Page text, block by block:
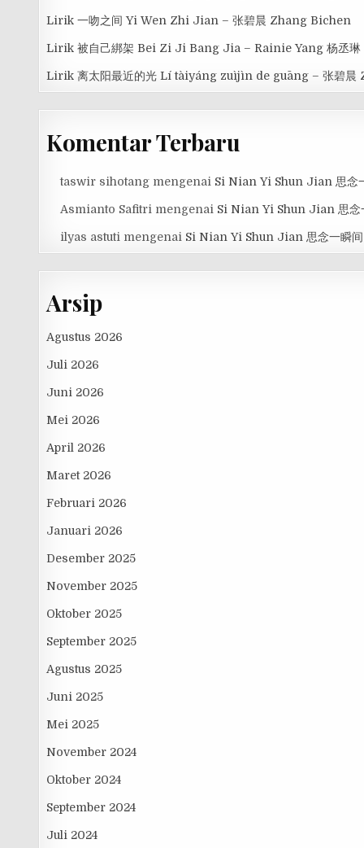
Lirik 一吻之间 Yi Wen Zhi Jian – 张碧晨 Zhang Bichen
Lirik 被自己綁架 Bei Zi Ji Bang Jia – Rainie Yang 杨丞琳
Lirik 离太阳最近的光 Lí tàiyáng zuìjìn de guāng – 张碧晨
Komentar Terbaru
taswir sihotangmengenai Si Nian Yi Shun Jian 思念
Asmianto Safitri mengenai Si Nian Yi Shun Jian 思念
ilyas astuti mengenai Si Nian Yi Shun Jian 思念一瞬间
Arsip
Agustus 2026
Juli 2026
Juni 2026
Mei 2026
April 2026
Maret 2026
Februari 2026
Januari 2026
Desember 2025
November 2025
Oktober 2025
September 2025
Agustus 2025
Juni 2025
Mei 2025
November 2024
Oktober 2024
September 2024
Juli 2024